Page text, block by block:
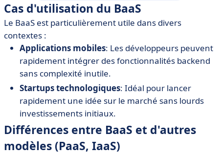
Cas d'utilisation du BaaS
Le BaaS est particulièrement utile dans divers
contextes :
Applications mobiles: Les développeurs peuvent
rapidement intégrer des fonctionnalités backend
sans complexité inutile.
Startups technologiques: Idéal pour lancer
rapidement une idée sur le marché sans lourds
investissements initiaux.
Différences entre BaaS et d'autres
modèles (PaaS, IaaS)